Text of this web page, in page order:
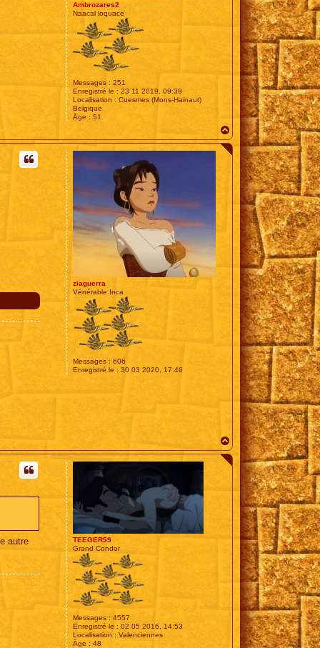
Ambrozares2
Naacal loquace
Messages : 251
Enregistré le : 23 11 2019, 09:39
Localisation : Cuesmes (Mons-Hainaut)
Belgique
Âge : 51
a
u
ziaguerra
Vénérable Inca
Messages : 606
Enregistré le : 30 03 2020, 17:46
a
u
TEEGER59
Grand Condor
Messages : 4557
Enregistré le : 02 05 2016, 14:53
Localisation : Valenciennes
Âge : 48
autre